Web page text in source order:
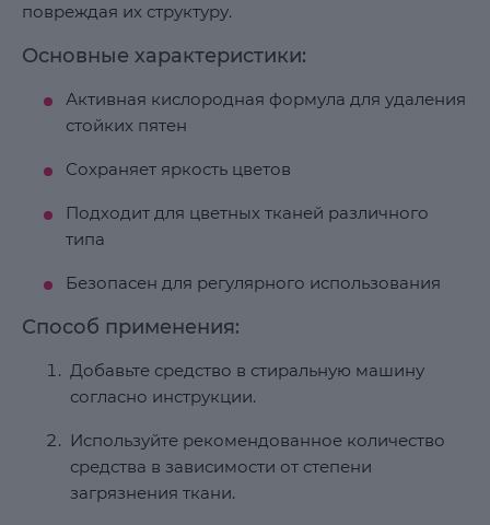
повреждая их структуру.
Основные характеристики:
Активная кислородная формула для удаления
стойких пятен
Сохраняет яркость цветов
Подходит для цветных тканей различного
типа
Безопасен для регулярного использования
Способ применения:
Добавьте средство в стиральную машину
согласно инструкции.
Используйте рекомендованное количество
средства в зависимости от степени
загрязнения ткани.